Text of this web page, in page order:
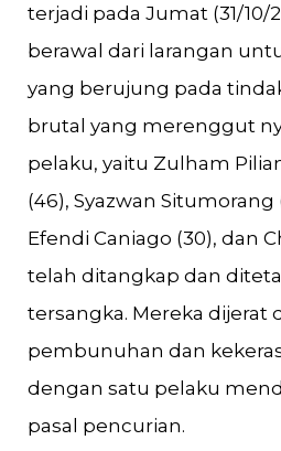
terjadi pada Jumat (31/10/
berawal dari larangan
yang berujung pada
brutal yang merenggut
pelaku, yaitu Zulham
(46), Syazwan Situmorang
Efendi Caniago (30), dan
telah ditangkap dan
tersangka. Mereka dijerat
pembunuhan dan
dengan satu pelaku
pasal pencurian.